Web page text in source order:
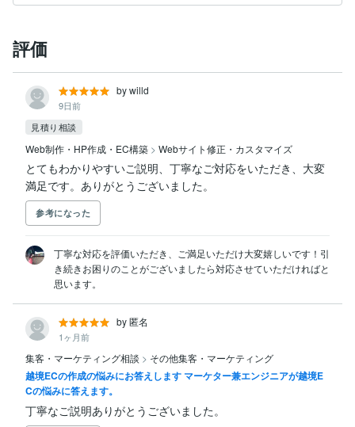
評価
by willd
9日前
見積り相談
Web制作・HP作成・EC構築 > Webサイト修正・カスタマイズ
とてもわかりやすいご説明、丁寧なご対応をいただき、大変
満足です。ありがとうございました。
参考になった
丁寧な対応を評価いただき、ご満足いただけ大変嬉しいです！引
き続きお困りのことがございましたら対応させていただければと
思います。
by 匿名
1ヶ月前
集客・マーケティング相談 > その他集客・マーケティング
越境ECの作成の悩みにお答えします マーケター兼エンジニアが越境E
Cの悩みに答えます。
丁寧なご説明ありがとうございました。